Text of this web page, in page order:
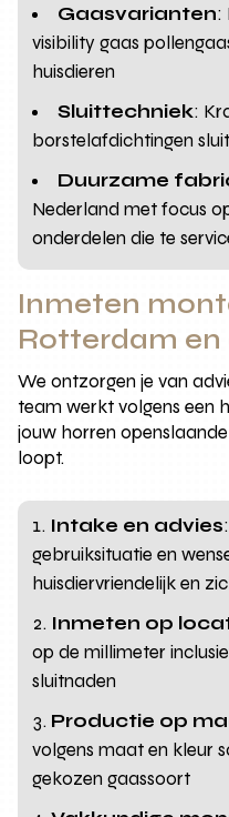
Gaasvarianten:
visibility gaas
huisdieren
Sluittechniek:
borstelafdichtingen
Duurzame
Nederland met focus
onderdelen die te
Inmeten
Rotterdam en
We ontzorgen je van
team werkt volgens een
jouw horren
loopt.
Intake en advies
gebruiksituatie en
huisdiervriendelijk en
Inmeten op
op de millimeter
sluitnaden
Productie op
volgens maat en kleur
gekozen gaassoort